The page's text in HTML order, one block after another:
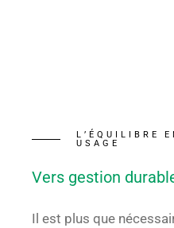
L’ÉQUILIBRE
USAGE
Vers gestion
Il est plus que